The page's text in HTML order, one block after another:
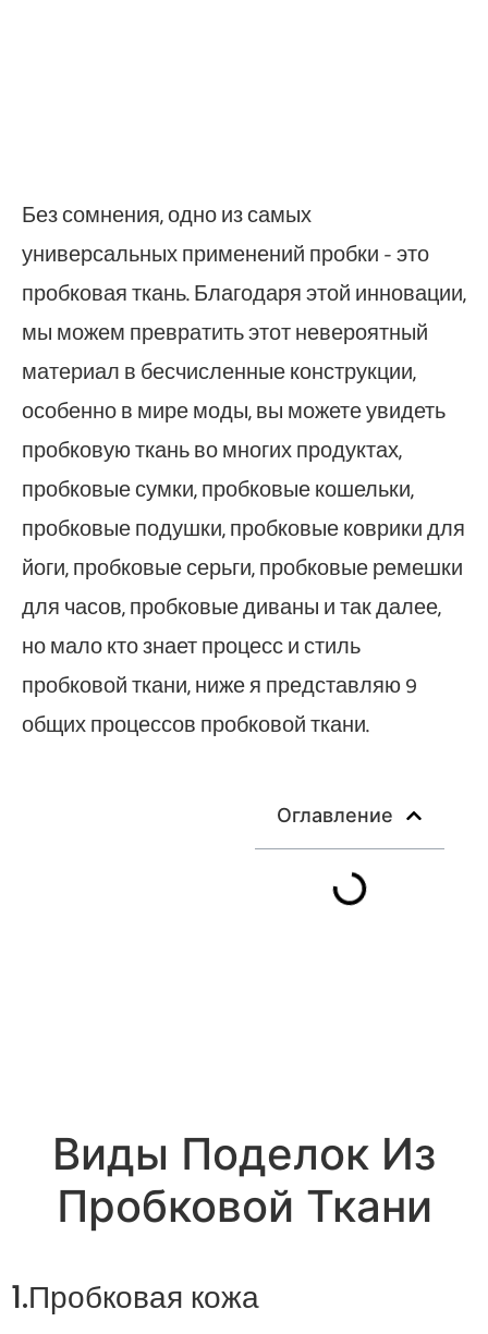
Без сомнения, одно из самых
универсальных применений пробки - это
пробковая ткань. Благодаря этой инновации,
мы можем превратить этот невероятный
материал в бесчисленные конструкции,
особенно в мире моды, вы можете увидеть
пробковую ткань во многих продуктах,
пробковые сумки, пробковые кошельки,
пробковые подушки, пробковые коврики для
йоги, пробковые серьги, пробковые ремешки
для часов, пробковые диваны и так далее,
но мало кто знает процесс и стиль
пробковой ткани, ниже я представляю 9
общих процессов пробковой ткани.
Оглавление
Виды Поделок Из
Пробковой Ткани
1.Пробковая кожа